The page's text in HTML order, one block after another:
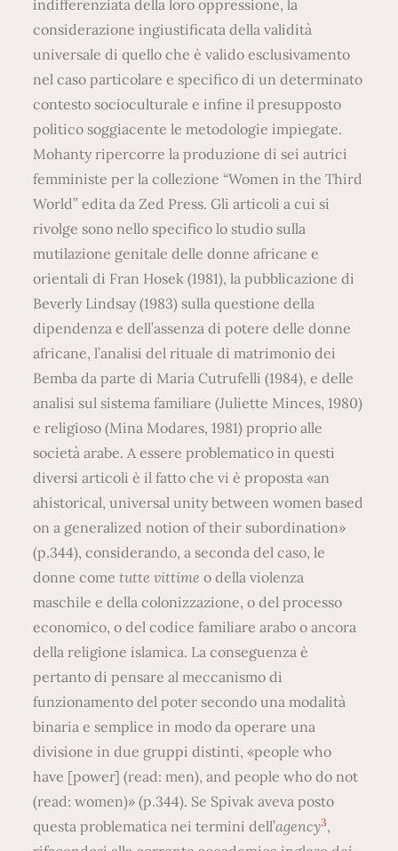
indifferenziata della loro oppressione, la
considerazione ingiustificata della validità
universale di quello che è valido esclusivamento
nel caso particolare e specifico di un determinato
contesto socioculturale e infine il presupposto
politico soggiacente le metodologie impiegate.
Mohanty ripercorre la produzione di sei autrici
femministe per la collezione “Women in the Third
World” edita da Zed Press. Gli articoli a cui si
rivolge sono nello specifico lo studio sulla
mutilazione genitale delle donne africane e
orientali di Fran Hosek (1981), la pubblicazione di
Beverly Lindsay (1983) sulla questione della
dipendenza e dell’assenza di potere delle donne
africane, l’analisi del rituale di matrimonio dei
Bemba da parte di Maria Cutrufelli (1984), e delle
analisi sul sistema familiare (Juliette Minces, 1980)
e religioso (Mina Modares, 1981) proprio alle
società arabe. A essere problematico in questi
diversi articoli è il fatto che vi è proposta «an
ahistorical, universal unity between women based
on a generalized notion of their subordination»
(p.344), considerando, a seconda del caso, le
donne cometutte vittime o della violenza
maschile e della colonizzazione, o del processo
economico, o del codice familiare arabo o ancora
della religione islamica. La conseguenza è
pertanto di pensare al meccanismo di
funzionamento del poter secondo una modalità
binaria e semplice in modo da operare una
divisione in due gruppi distinti, «people who
have [power] (read: men), and people who do not
(read: women)» (p.344). Se Spivak aveva posto
questa problematica nei termini dell’agency3,